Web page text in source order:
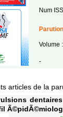
Num
Volume
-
articles de la